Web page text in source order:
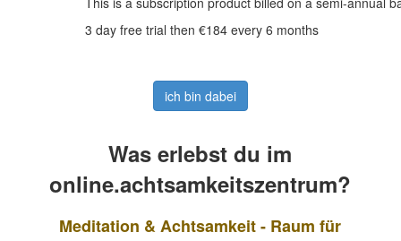
3 day free trial then €184 every 6 months
ich bin dabei
Was erlebst du im
online.achtsamkeitszentrum?
Meditation & Achtsamkeit - Raum für